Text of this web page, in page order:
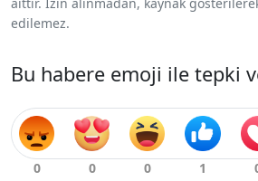
edilemez.
Bu habere emoji ile tepki